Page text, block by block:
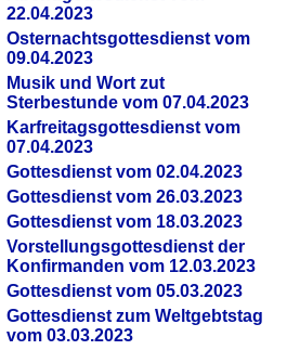
22.04.2023
Osternachtsgottesdienst vom
09.04.2023
Musik und Wort zut
Sterbestunde vom 07.04.2023
Karfreitagsgottesdienst vom
07.04.2023
Gottesdienst vom 02.04.2023
Gottesdienst vom 26.03.2023
Gottesdienst vom 18.03.2023
Vorstellungsgottesdienst der
Konfirmanden vom 12.03.2023
Gottesdienst vom 05.03.2023
Gottesdienst zum Weltgebtstag
vom 03.03.2023